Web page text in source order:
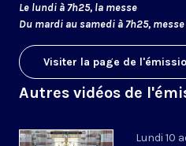
Le lundi à 7h25, la messe
Du mardi au samedi à 7h25,
Visiter la page de
Autres vidéos de
Lundi 10